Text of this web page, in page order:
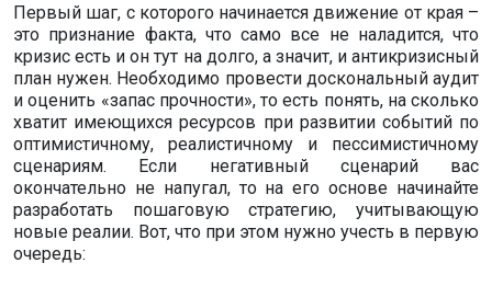
Первый шаг, с которого начинается движение от края –
это признание факта, что само все не наладится, что
кризис есть и он тут на долго, а значит, и антикризисный
план нужен. Необходимо провести доскональный аудит
и оценить «запас прочности», то есть понять, на сколько
хватит имеющихся ресурсов при развитии событий по
оптимистичному, реалистичному и пессимистичному
сценариям. Если негативный сценарий вас
окончательно не напугал, то на его основе начинайте
разработать пошаговую стратегию, учитывающую
новые реалии. Вот, что при этом нужно учесть в первую
очередь: